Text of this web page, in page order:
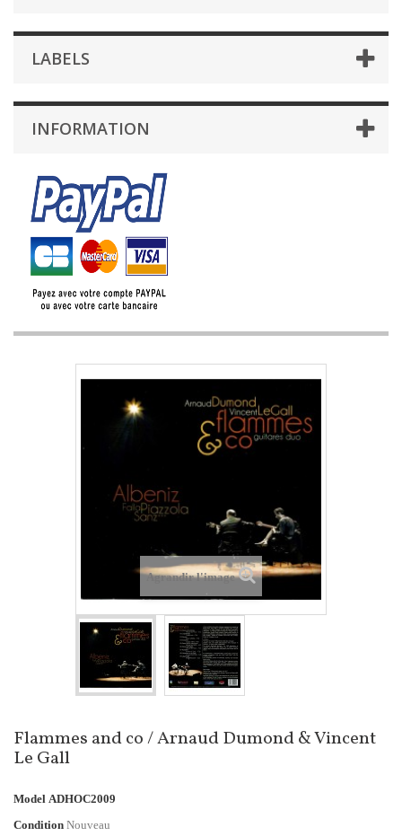
LABELS
INFORMATION
Agrandir l'image
Flammes and co / Arnaud Dumond & Vincent
Le Gall
Model ADHOC2009
Condition Nouveau